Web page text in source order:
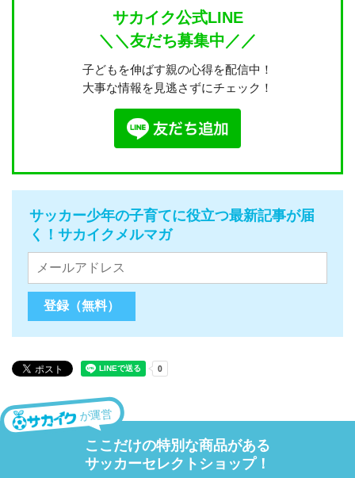
サカイク公式LINE
＼＼友だち募集中／／
子どもを伸ばす親の心得を配信中！
大事な情報を見逃さずにチェック！
サッカー少年の子育てに役立つ最新記事が届
く！サカイクメルマガ
が運営
ここだけの特別な商品がある
サッカーセレクトショップ！